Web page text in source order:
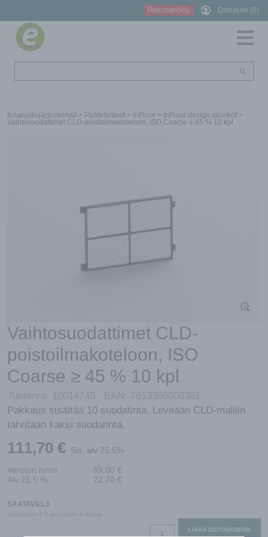
Rekisteröidy Ostoskori (0)
Ilmanjakojärjestelmät > Päätelaitteet > InFloor > InFloor design säleiköt >
Vaihtosuodattimet CLD-poistoilmakoteloon, ISO Coarse ≥ 45 % 10 kpl
Vaihtosuodattimet CLD-
poistoilmakoteloon, ISO
Coarse ≥ 45 % 10 kpl
Tuotenro: 10014745 EAN: 7613368008361
Pakkaus sisältää 10 suodatinta. Leveään CLD-malliin
tarvitaan kaksi suodatinta.
111,70 € Sis. alv 25.5%
Veroton hinta 89,00 €
Alv 25.5 %
22,70 €
SAATAVILLA
VaihtosuodattimetLISÄÄ OSTOSKORIIN